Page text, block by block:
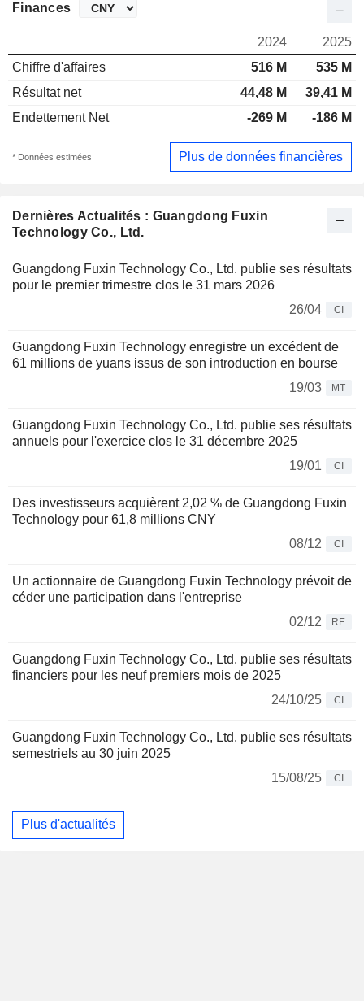
Dernières Actualités : Guangdong Fuxin
Technology Co., Ltd.
Guangdong Fuxin Technology Co., Ltd. publie ses résultats
pour le premier trimestre clos le 31 mars 2026
26/04
CI
Guangdong Fuxin Technology enregistre un excédent de
61 millions de yuans issus de son introduction en bourse
19/03
MT
Guangdong Fuxin Technology Co., Ltd. publie ses résultats
annuels pour l'exercice clos le 31 décembre 2025
19/01
CI
Des investisseurs acquièrent 2,02 % de Guangdong Fuxin
Technology pour 61,8 millions CNY
08/12
CI
Un actionnaire de Guangdong Fuxin Technology prévoit de
céder une participation dans l'entreprise
02/12
RE
Guangdong Fuxin Technology Co., Ltd. publie ses résultats
financiers pour les neuf premiers mois de 2025
24/10/25
CI
Guangdong Fuxin Technology Co., Ltd. publie ses résultats
semestriels au 30 juin 2025
15/08/25
CI
Plus d'actualités
Finances
2024
2025
Chiffre d'affaires
516 M
535 M
Résultat net
44,48 M
39,41 M
Endettement Net
-269 M -186 M
* Données estimées Plus de données financières